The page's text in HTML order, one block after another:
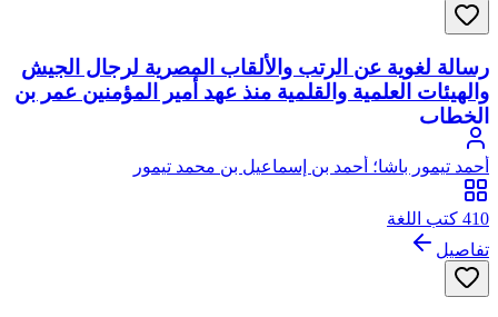
رسالة لغوية عن الرتب والألقاب المصرية لرجال الجيش
والهيئات العلمية والقلمية منذ عهد أمير المؤمنين عمر بن
الخطاب
أحمد تيمور باشا؛ أحمد بن إسماعيل بن محمد تيمور
410 كتب اللغة
تفاصيل